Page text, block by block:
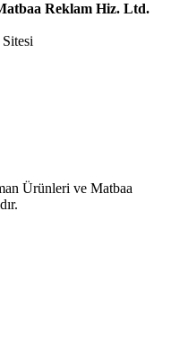
Reklam Hiz. Ltd.
Ürünleri ve Matbaa